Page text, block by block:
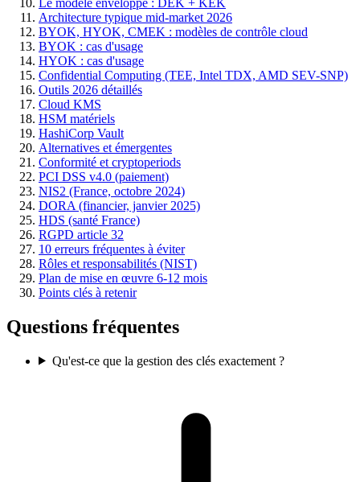
Architecture typique mid-market 2026
BYOK, HYOK, CMEK : modèles de contrôle cloud
BYOK : cas d'usage
HYOK : cas d'usage
Confidential Computing (TEE, Intel TDX, AMD SEV-SNP)
Outils 2026 détaillés
Cloud KMS
HSM matériels
HashiCorp Vault
Alternatives et émergentes
Conformité et cryptoperiods
PCI DSS v4.0 (paiement)
NIS2 (France, octobre 2024)
DORA (financier, janvier 2025)
HDS (santé France)
RGPD article 32
10 erreurs fréquentes à éviter
Rôles et responsabilités (NIST)
Plan de mise en œuvre 6-12 mois
Points clés à retenir
Questions fréquentes
Qu'est-ce que la gestion des clés exactement ?